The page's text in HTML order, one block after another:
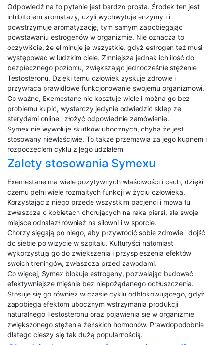
Odpowiedź na to pytanie jest bardzo prosta. Środek ten jest
inhibitorem aromatazy, czyli wychwytuje enzymy i i
powstrzymuje aromatyzację, tym samym zapobiegając
powstawaniu estrogenów w organizmie. Nie oznacza to
oczywiście, że eliminuje je wszystkie, gdyż estrogen też musi
występować w ludzkim ciele. Zmniejsza jednak ich ilość do
bezpiecznego poziomu, zwiększając jednocześnie stężenie
Testosteronu. Dzięki temu człowiek zyskuje zdrowie i
przywraca prawidłowe funkcjonowanie swojemu organizmowi.
Co ważne, Exemestane nie kosztuje wiele i można go bez
problemu kupić, wystarczy jedynie odwiedzić sklep ze
sterydami online i złożyć odpowiednie zamówienie.
Symex nie wywołuje skutków ubocznych, chyba że jest
stosowany niewłaściwie. To także przemawia za jego kupnem i
rozpoczęciem cyklu z jego udziałem.
Zalety stosowania Symexu
Exemestane ma wiele pozytywnych właściwości i cech, dzięki
czemu pełni wiele rozmaitych funkcji w życiu człowieka.
Korzystając z niego przede wszystkim pacjenci i mowa tu
zwłaszcza o kobietach chorujących na raka piersi, ale swoje
miejsce odnalazł również na siłowni i w sporcie.
Chorzy sięgają po niego, aby przywrócić sobie zdrowie i dojść
do siebie po wizycie w szpitalu. Kulturyści natomiast
wykorzystują go do zwiększenia i przyspieszenia efektów
swoich treningów, zwłaszcza przed zawodami.
Co więcej, Symex blokuje estrogeny, pozwalając budować
efektywniejsze mięśnie bez niepożądanego odtłuszczenia.
Stosuje się go również w czasie cyklu odblokowującego, gdyż
zapobiega efektom ubocznym wstrzymania produkcji
naturalnego Testosteronu oraz pojawienia się w organizmie
zwiększonego stężenia żeńskich hormonów. Prawdopodobnie
dlatego cieszy się tak dużą popularnością.